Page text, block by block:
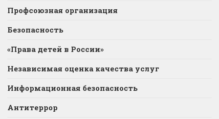
Профсоюзная организация
Безопасность
«Права детей в России»
Независимая оценка качества услуг
Информационная безопасность
Антитеррор